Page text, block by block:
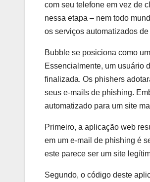
com seu telefone em vez de
nessa etapa – nem todo
os serviços automatizados
Bubble se posiciona como
Essencialmente, um usuário
finalizada. Os phishers
seus e-mails de phishing.
automatizado para um site
Primeiro, a aplicação web
em um e-mail de phishing é
este parece ser um site
Segundo, o código deste